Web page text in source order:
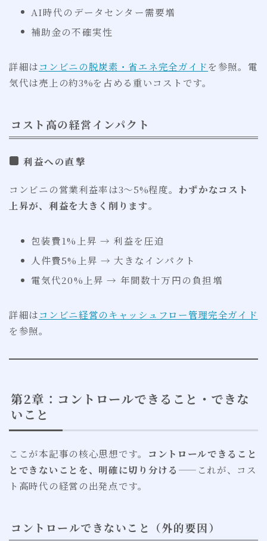
AI時代のデータセンター需要増
補助金の不確実性
詳細はコンビニの脱炭素・省エネ完全ガイドを参照。電
気代は売上の約3%を占める重いコストです。
コスト高の経営インパクト
利益への直撃
コンビニの営業利益率は3〜5%程度。 わずかなコスト
上昇が、利益を大きく削ります。
包装費1%上昇 → 利益を圧迫
人件費5%上昇 → 大きなインパクト
電気代20%上昇 → 年間数十万円の負担増
詳細はコンビニ経営のキャッシュフロー管理完全ガイド
を参照。
第2章：コントロールできること・できな
いこと
ここが本記事の核心思想です。 コントロールできること
とできないことを、明確に切り分ける ——これが、コス
ト高時代の経営の出発点です。
コントロールできないこと（外的要因）